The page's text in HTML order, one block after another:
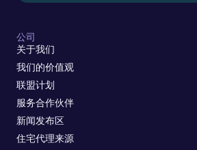
公司
关于我们
我们的价值观
联盟计划
服务合作伙伴
新闻发布区
住宅代理来源